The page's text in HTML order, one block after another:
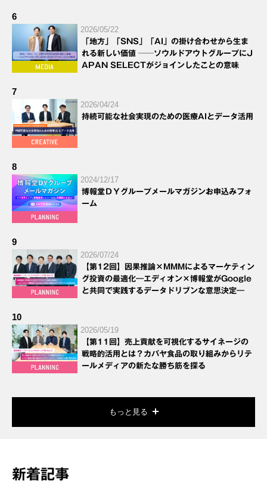
6
2026/05/22
「地方」「SNS」「AI」の掛け合わせから生ま
れる新しい価値 ──ソウルドアウトグループにJ
APAN SELECTがジョインしたことの意味
7
2026/04/24
持続可能な社会実現のための医療AIとデータ活用
8
2024/12/17
博報堂ＤＹグループメールマガジンお申込みフォ
ーム
9
2026/07/24
【第12回】因果推論×MMMによるマーケティン
グ投資の最適化―エディオン×博報堂がGoogle
と共同で実践するデータドリブンな意思決定―
10
2026/05/19
【第11回】売上貢献を可視化するサイネージの
戦略的活用とは？カバヤ食品の取り組みからリテ
ールメディアの新たな勝ち筋を探る
もっと見る
新着記事